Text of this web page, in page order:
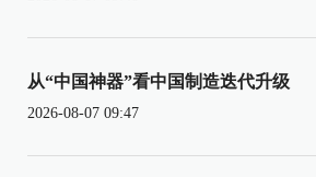
从“中国神器”看中国制造迭代升级
2026-08-07 09:47